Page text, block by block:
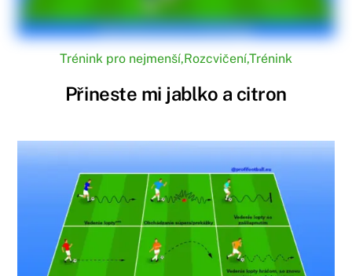
Trénink pro nejmenší,Rozcvičení,Trénink
Přineste mi jablko a citron